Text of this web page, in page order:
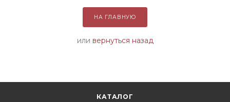
НА ГЛАВНУЮ
или вернуться назад
КАТАЛОГ